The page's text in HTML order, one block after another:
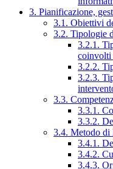
3. Pianificazione,
3.1. Obiettivi
3.2. Tipologie
3.2.1.
coinvolti
3.2.2.
3.2.3.
3.3.
3.3.1.
3.3.2.
3.4. Metodo di
3.4.1.
3.4.2.
3.4.3.